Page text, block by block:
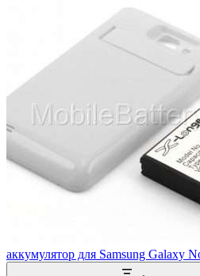
аккумулятор для Samsung Galaxy